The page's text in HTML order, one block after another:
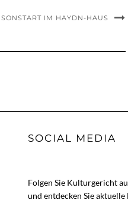
IM HAYDN-HAUS
SOCIAL MEDIA
Folgen Sie Kulturgericht
und entdecken Sie